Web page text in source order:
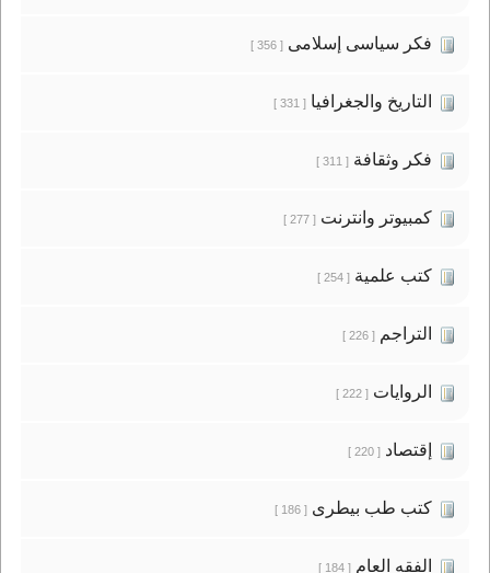
فكر سياسى إسلامى[ 356 ]
التاريخ والجغرافيا[ 331 ]
فكر وثقافة[ 311 ]
كمبيوتر وانترنت[ 277 ]
كتب علمية[ 254 ]
التراجم[ 226 ]
الروايات[ 222 ]
إقتصاد[ 220 ]
كتب طب بيطرى[ 186 ]
الفقه العام[ 184 ]